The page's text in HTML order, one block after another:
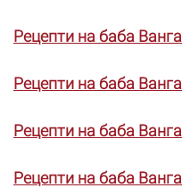
Рецепти на баба
Рецепти на баба
Рецепти на баба
Рецепти на баба